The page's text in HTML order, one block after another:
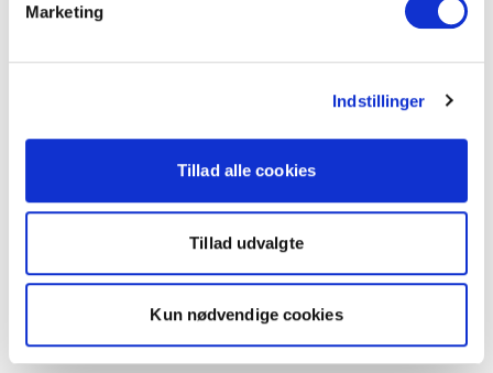
Marketing
Indstillinger
Tillad alle cookies
Tillad udvalgte
Kun nødvendige cookies